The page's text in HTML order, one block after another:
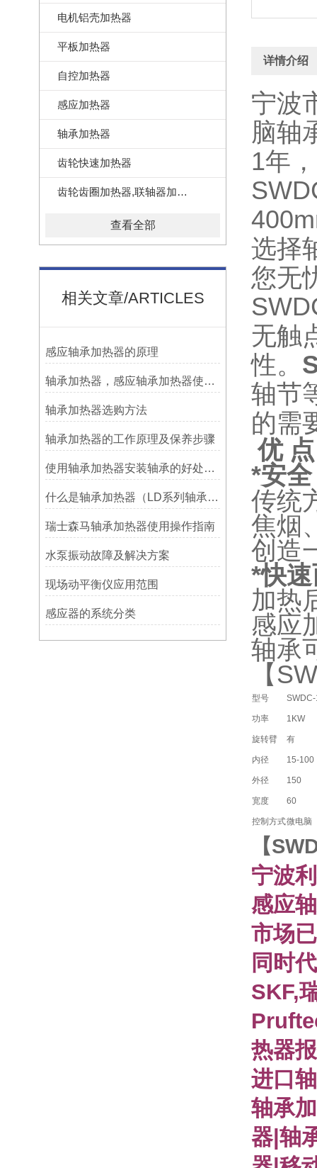
电机铝壳加热器
平板加热器
自控加热器
感应加热器
轴承加热器
齿轮快速加热器
齿轮齿圈加热器,联轴器加热器
查看全部
相关文章/ARTICLES
感应轴承加热器的原理
轴承加热器，感应轴承加热器使用常见问题总结！
轴承加热器选购方法
轴承加热器的工作原理及保养步骤
使用轴承加热器安装轴承的好处及优势——宁波利德
什么是轴承加热器（LD系列轴承加热器）-宁波利德仪器
瑞士森马轴承加热器使用操作指南
水泵振动故障及解决方案
现场动平衡仪应用范围
感应器的系统分类
详情介绍
宁波
脑轴
1年
选择
您无
无触
性。
轴节
的需
优 点
*安全
传统
焦烟
创造
*快
加热
感应
轴承
【
型号
功率 1KW
旋转臂 有
内径 15-100
外径 150
宽度 60
控制方式微电脑
【
宁波
感应
市场
同时
SKF,
热器
进口
轴承
器|轴